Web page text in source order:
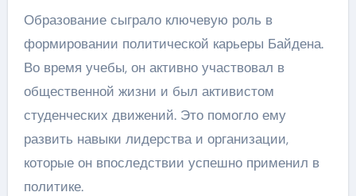
Образование сыграло ключевую роль в
формировании политической карьеры Байдена.
Во время учебы, он активно участвовал в
общественной жизни и был активистом
студенческих движений. Это помогло ему
развить навыки лидерства и организации,
которые он впоследствии успешно применил в
политике.